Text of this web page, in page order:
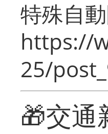
特殊自
https://
25/
🎁交